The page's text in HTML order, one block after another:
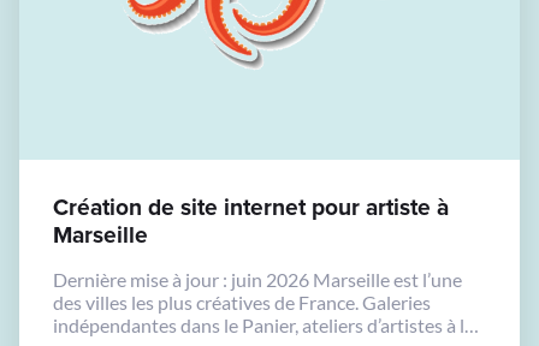
Création de site internet pour artiste à
Marseille
Dernière mise à jour : juin 2026 Marseille est l’une
des villes les plus créatives de France. Galeries
indépendantes dans le Panier, ateliers d’artistes à la